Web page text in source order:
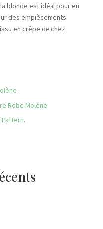
blonde est idéal pour en
des empiècements.
en crêpe de chez
Robe Molène